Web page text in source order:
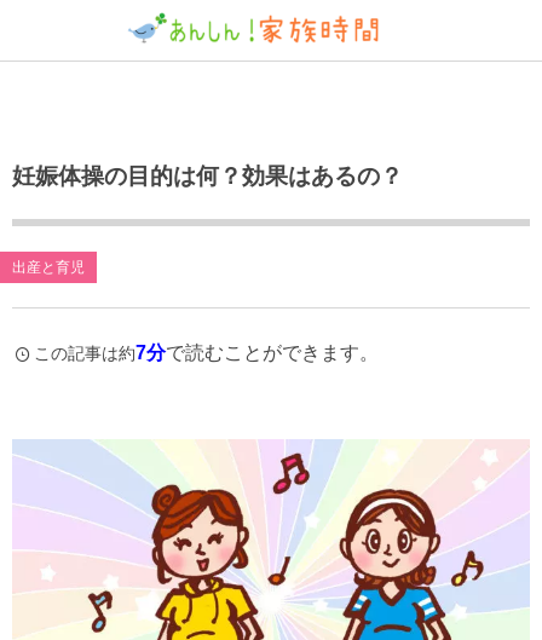
妊娠体操の目的は何？効果はあるの？
出産と育児
この記事は約7分で読むことができます。